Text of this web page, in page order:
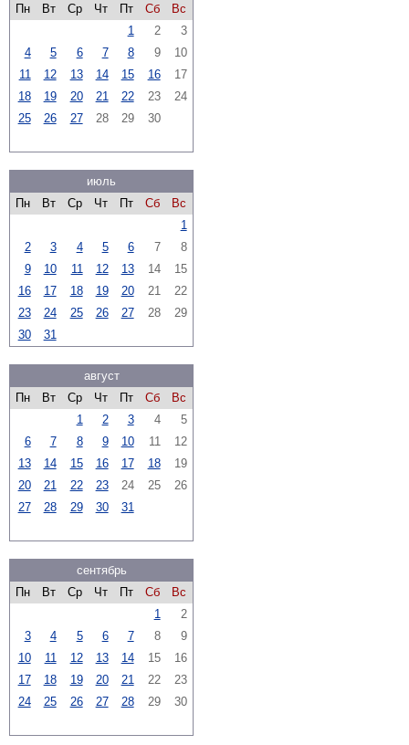
Пн
Вт Ср Чт Пт Сб
Вс
1
2
3
4
5 6 7 8 9
10
11
12 13 14 15 16
17
18
19 20 21 22 23
24
25
26 27 28 29 30
июль
Пн
Вт Ср Чт Пт Сб
Вс
1
2
3 4 5 6 7
8
9
10 11 12 13 14
15
16
17 18 19 20 21
22
23
24 25 26 27 28
29
30
31
август
Пн
Вт Ср Чт Пт Сб
Вс
1
2 3 4
5
6
7 8 9 10 11
12
13
14 15 16 17 18
19
20
21 22 23 24 25
26
27
28 29 30 31
сентябрь
Пн
Вт Ср Чт Пт Сб
Вс
1
2
3
4 5 6 7 8
9
10
11 12 13 14 15
16
17
18 19 20 21 22
23
24
25 26 27 28 29 30